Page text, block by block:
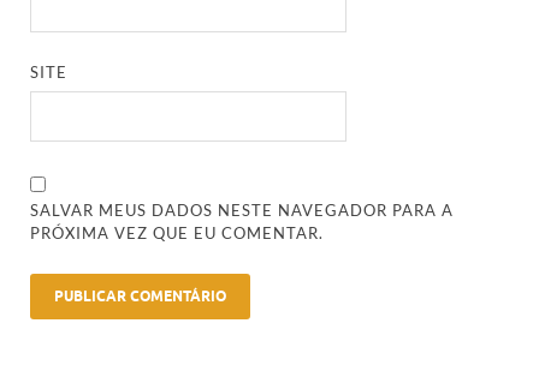
SITE
SALVAR MEUS DADOS NESTE NAVEGADOR PARA A
PRÓXIMA VEZ QUE EU COMENTAR.